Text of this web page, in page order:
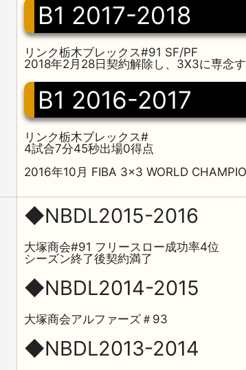
B1 2017-2018
リンク栃木ブレックス#91 SF/PF
2018年2月28日契約解除し、3X3に専念す
B1 2016-2017
リンク栃木ブレックス#
4試合7分45秒出場0得点
2016年10月 FIBA 3×3 WORLD
◆NBDL2015-2016
大塚商会#91 フリースロー成功率4位
シーズン終了後契約満了
◆NBDL2014-2015
大塚商会アルファーズ＃93
◆NBDL2013-2014